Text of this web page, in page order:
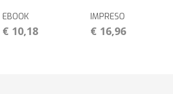
EBOOK
€ 10,18
IMPRESO
€ 16,96